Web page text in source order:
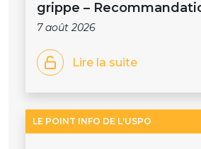
grippe –
7 août 2026
Lire la suite
LE POINT INFO DE L'USPO